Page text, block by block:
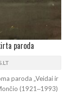
paroda
paroda „Veidai ir
(1921‒1993)